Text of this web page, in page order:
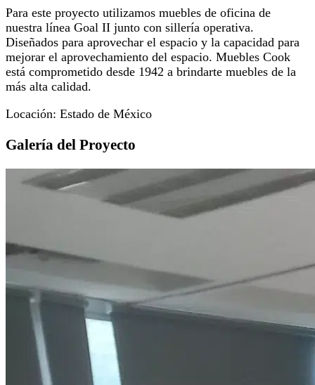
Para este proyecto utilizamos muebles de oficina de
nuestra línea Goal II junto con sillería operativa.
Diseñados para aprovechar el espacio y la capacidad para
mejorar el aprovechamiento del espacio. Muebles Cook
está comprometido desde 1942 a brindarte muebles de la
más alta calidad.
Locación: Estado de México
Galería del Proyecto